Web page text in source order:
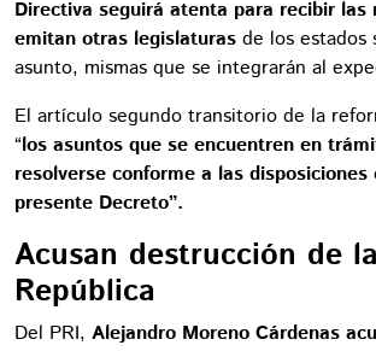
Directiva seguirá atenta para recibir las
emitan otras legislaturas de los estados
asunto, mismas que se integrarán al
El artículo segundo transitorio de la
“los asuntos que se encuentren en
resolverse conforme a las
presente Decreto”.
Acusan destrucción de la
República
Del PRI, Alejandro Moreno Cárdenas